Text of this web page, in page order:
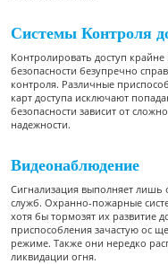
Системы Контроля
Контролировать доступ
безопасности безупречно
контроля. Различные
карт доступа исключают
безопасности зависит от
надежности.
Видеонаблюдение
Сигнализация выполняет
служб. Охранно-пожарные
хотя бы тормозят их развитие
приспособления зачастую ос
режиме. Также они нередко
ликвидации огня.